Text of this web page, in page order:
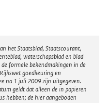
het Staatsblad, Staatscourant,
waterschapsblad en blad
formele bekendmakingen in de
goedkeuring en
na 1 juli 2009 zijn uitgegeven.
geldt dat alleen de in papieren
hebben; de hier aangeboden